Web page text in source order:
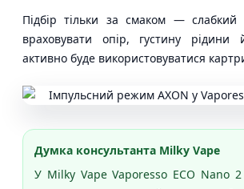
Підбір тільки за смаком — слабкий
враховувати опір, густину рідини
активно буде використовуватися
Думка консультанта Milky Vape
У Milky Vape Vaporesso ECO Nano